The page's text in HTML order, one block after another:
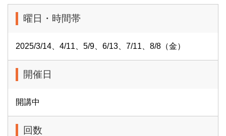
曜日・時間帯
2025/3/14、4/11、5/9、6/13、7/11、8/8（金）
開催日
開講中
回数